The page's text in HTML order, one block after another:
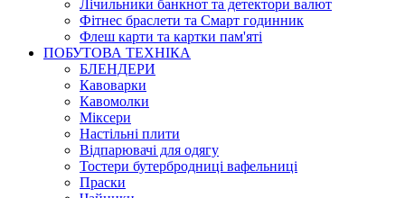
Лічильники банкнот та детектори валют
Фітнес браслети та Смарт годинник
Флеш карти та картки пам'яті
ПОБУТОВА ТЕХНІКА
БЛЕНДЕРИ
Кавоварки
Кавомолки
Міксери
Настільні плити
Відпарювачі для одягу
Тостери бутербродниці вафельниці
Праски